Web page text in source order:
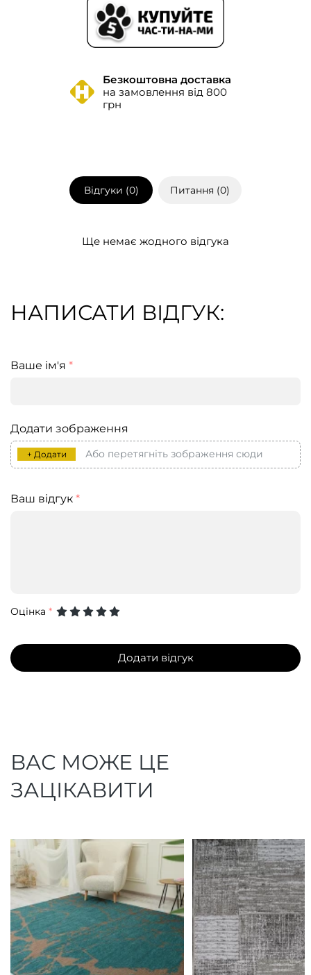
Безкоштовна доставка
на замовлення від 800
грн
Відгуки (0) Питання (0)
Ще немає жодного відгука
НАПИСАТИ ВІДГУК:
Ваше ім'я *
Додати зображення
+ Додати Або перетягніть зображення сюди
Ваш відгук *
Оцінка *
Додати відгук
ВАС МОЖЕ ЦЕ
ЗАЦІКАВИТИ